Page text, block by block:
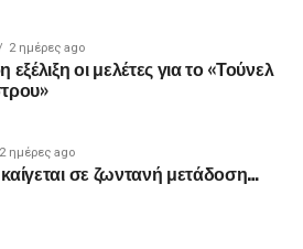
2 ημέρες ago
οι μελέτες για το «Τούνελ
2 ημέρες ago
σε ζωντανή μετάδοση…